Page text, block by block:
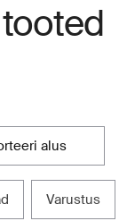
alus
varustus